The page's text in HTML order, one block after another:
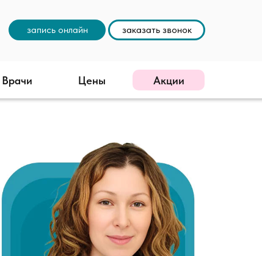
запись онлайн заказать звонок
Врачи Цены Акции